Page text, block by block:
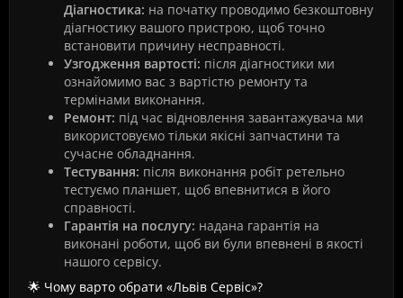
Діагностика: на початку проводимо безкоштовну
діагностику вашого пристрою, щоб точно
встановити причину несправності.
Узгодження вартості: після діагностики ми
ознайомимо вас з вартістю ремонту та
термінами виконання.
Ремонт: під час відновлення завантажувача ми
використовуємо тільки якісні запчастини та
сучасне обладнання.
Тестування: після виконання робіт ретельно
тестуємо планшет, щоб впевнитися в його
справності.
Гарантія на послугу: надана гарантія на
виконані роботи, щоб ви були впевнені в якості
нашого сервісу.
🌟 Чому варто обрати «Львів Сервіс»?